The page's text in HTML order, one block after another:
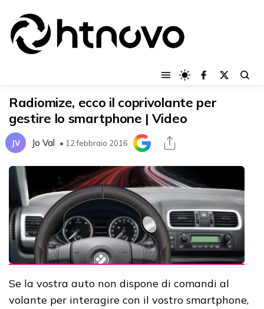
Radiomize, ecco il coprivolante per
gestire lo smartphone | Video
JV Jo Val • 12 febbraio 2016
Se la vostra auto non dispone di comandi al
volante per interagire con il vostro smartphone,